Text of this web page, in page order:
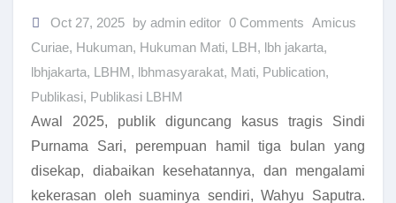
Oct 27, 2025 by admin editor 0 Comments Amicus
Curiae, Hukuman, Hukuman Mati, LBH, lbh jakarta,
lbhjakarta, LBHM, lbhmasyarakat, Mati, Publication,
Publikasi, Publikasi LBHM
Awal 2025, publik diguncang kasus tragis Sindi
Purnama Sari, perempuan hamil tiga bulan yang
disekap, diabaikan kesehatannya, dan mengalami
kekerasan oleh suaminya sendiri, Wahyu Saputra.